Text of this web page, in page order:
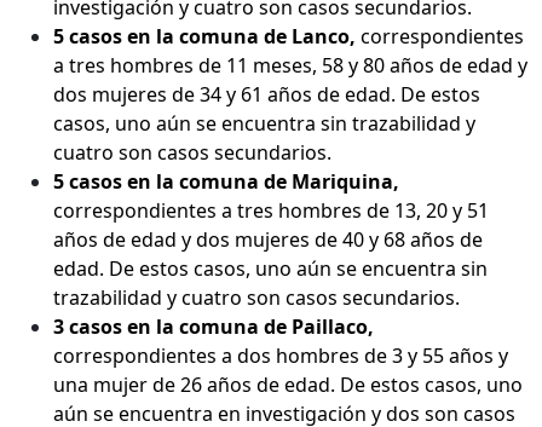
investigación y cuatro son casos secundarios.
5 casos en la comuna de Lanco, correspondientes
a tres hombres de 11 meses, 58 y 80 años de edad y
dos mujeres de 34 y 61 años de edad. De estos
casos, uno aún se encuentra sin trazabilidad y
cuatro son casos secundarios.
5 casos en la comuna de Mariquina,
correspondientes a tres hombres de 13, 20 y 51
años de edad y dos mujeres de 40 y 68 años de
edad. De estos casos, uno aún se encuentra sin
trazabilidad y cuatro son casos secundarios.
3 casos en la comuna de Paillaco,
correspondientes a dos hombres de 3 y 55 años y
una mujer de 26 años de edad. De estos casos, uno
aún se encuentra en investigación y dos son casos